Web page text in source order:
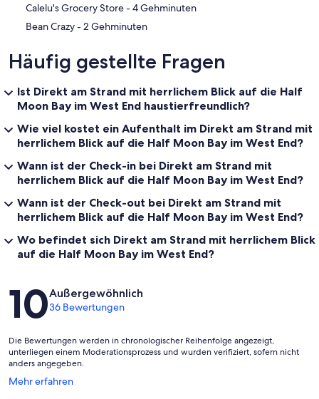
‪Calelu's Grocery Store - ‬4 Gehminuten
‪Bean Crazy - ‬2 Gehminuten
Häufig gestellte Fragen
Ist Direkt am Strand mit herrlichem Blick auf die Half
Moon Bay im West End haustierfreundlich?
Wie viel kostet ein Aufenthalt im Direkt am Strand mit
herrlichem Blick auf die Half Moon Bay im West End?
Wann ist der Check-in bei Direkt am Strand mit
herrlichem Blick auf die Half Moon Bay im West End?
Wann ist der Check-out bei Direkt am Strand mit
herrlichem Blick auf die Half Moon Bay im West End?
Wo befindet sich Direkt am Strand mit herrlichem Blick
auf die Half Moon Bay im West End?
Bewertungen
10Außergewöhnlich
36 Bewertungen
Die Bewertungen werden in chronologischer Reihenfolge angezeigt,
unterliegen einem Moderationsprozess und wurden verifiziert, sofern nicht
anders angegeben.
Mehr erfahren
Wird